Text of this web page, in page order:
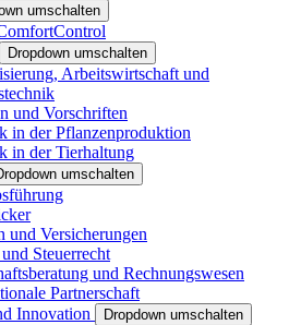
umschalten
Dropdown umschalten
Arbeitswirtschaft und
und Vorschriften
in der Pflanzenproduktion
in der Tierhaltung
umschalten
und Versicherungen
Steuerrecht
und Rechnungswesen
Partnerschaft
Innovation
Dropdown umschalten